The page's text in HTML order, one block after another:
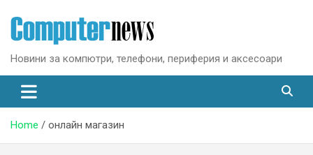
content
Новини за компютри, телефони, периферия и аксесоари
Home онлайн магазин